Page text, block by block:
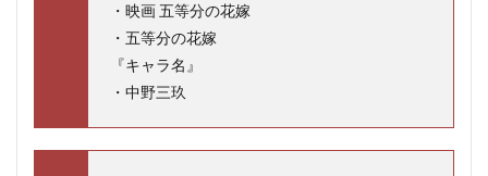
・映画 五等分の花嫁
・五等分の花嫁
『キャラ名』
・中野三玖